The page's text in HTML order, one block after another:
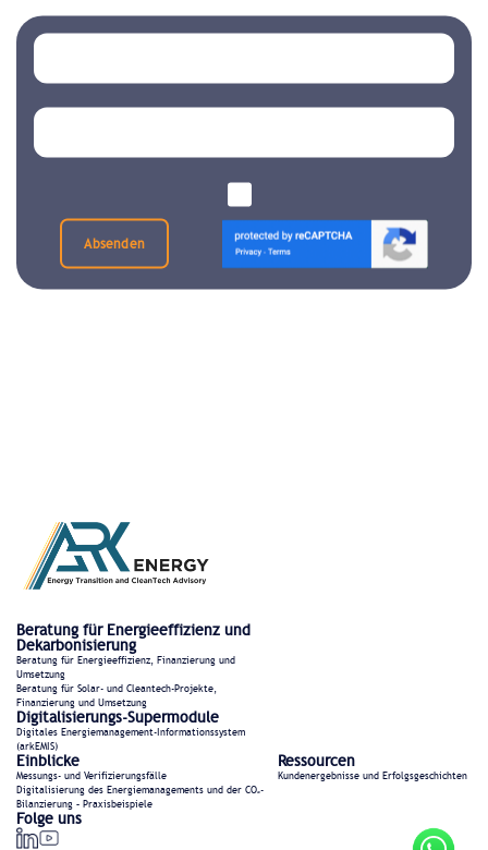
Absenden
Beratung für Energieeffizienz und
Dekarbonisierung
Beratung für Energieeffizienz, Finanzierung und
Umsetzung
Beratung für Solar- und Cleantech-Projekte,
Finanzierung und Umsetzung
Digitalisierungs-Supermodule
Digitales Energiemanagement-Informationssystem
(arkEMIS)
Einblicke
Messungs- und Verifizierungsfälle
Digitalisierung des Energiemanagements und der CO₂-
Bilanzierung – Praxisbeispiele
Ressourcen
Kundenergebnisse und Erfolgsgeschichten
Folge uns